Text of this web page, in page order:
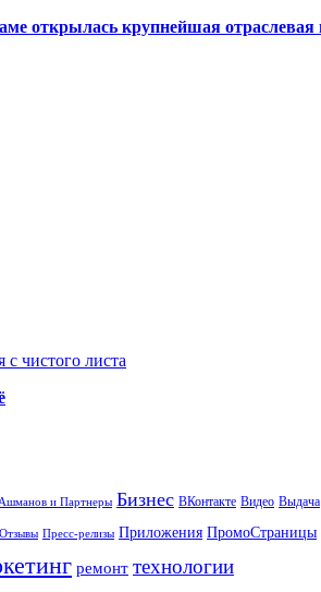
открылась крупнейшая
чистого листа
Ашманов и Партнеры Бизнес ВКонтакте Видео Выдача
Отзывы Пресс-релизы Приложения ПромоСтраницы
ремонт технологии